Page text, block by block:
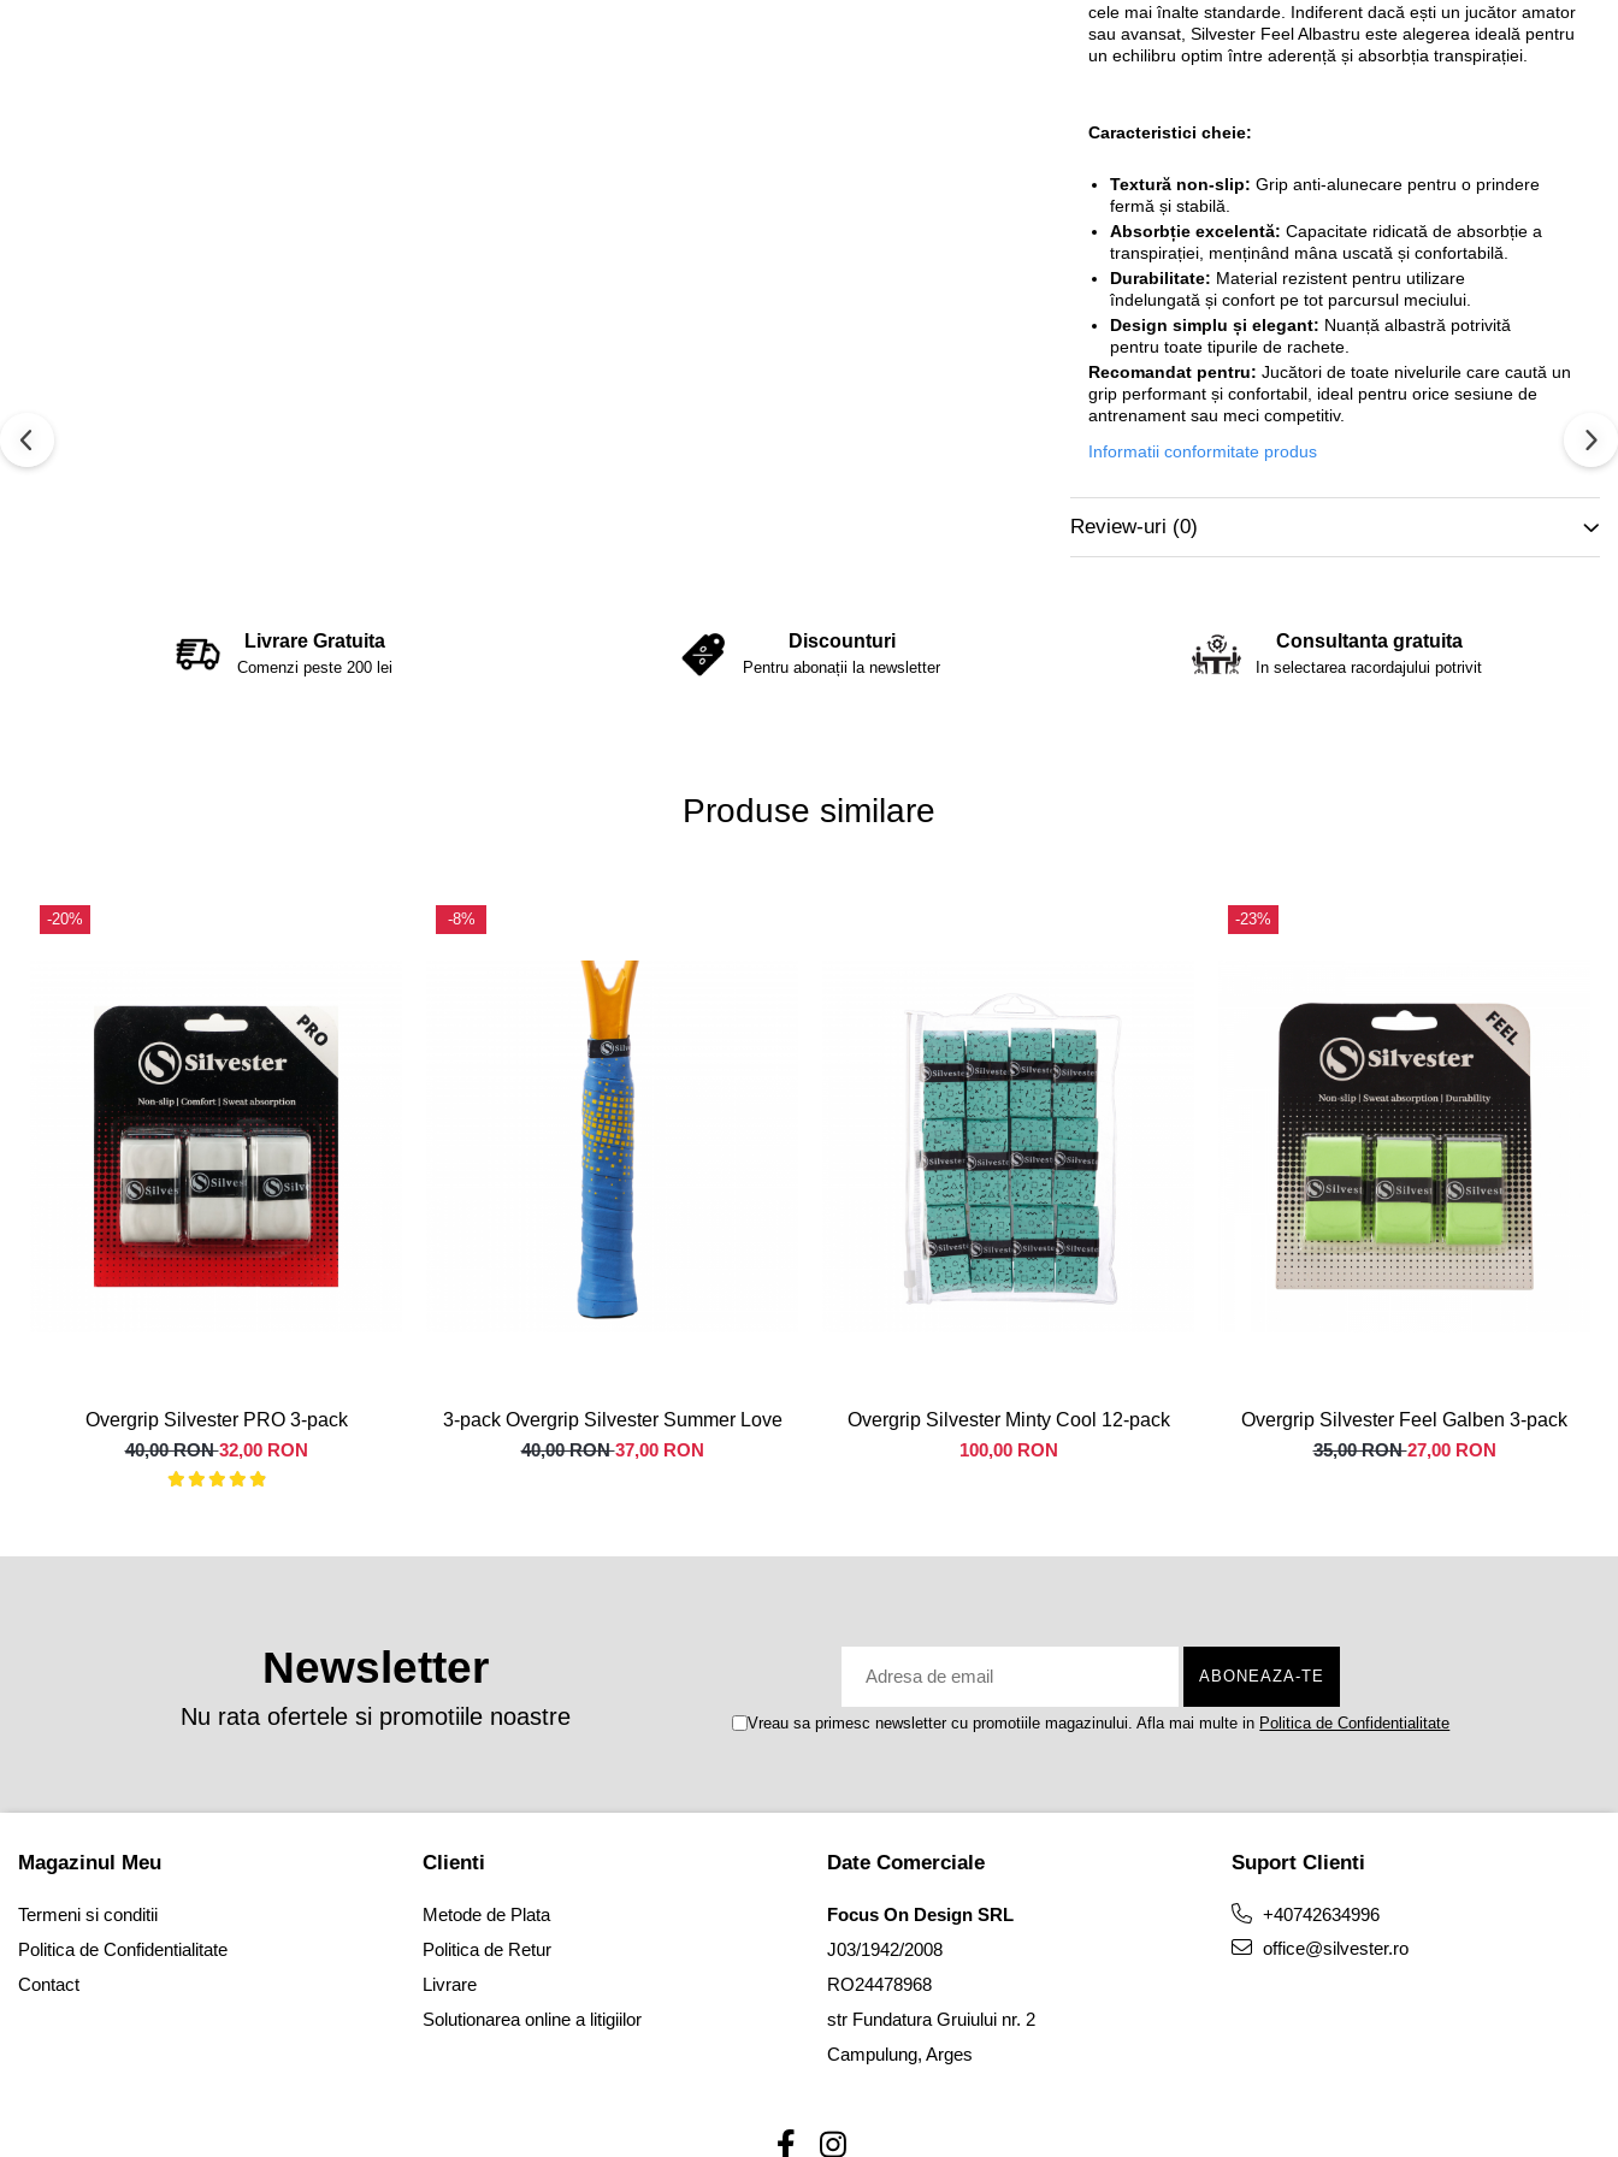
cele mai înalte standarde. Indiferent dacă ești un jucător amator
sau avansat, Silvester Feel Albastru este alegerea ideală pentru
un echilibru optim între aderență și absorbția transpirației.
Caracteristici cheie:
Textură non-slip: Grip anti-alunecare pentru o prindere
fermă și stabilă.
Absorbție excelentă: Capacitate ridicată de absorbție a
transpirației, menținând mâna uscată și confortabilă.
Durabilitate: Material rezistent pentru utilizare
îndelungată și confort pe tot parcursul meciului.
Design simplu și elegant: Nuanță albastră potrivită
pentru toate tipurile de rachete.
Recomandat pentru: Jucători de toate nivelurile care caută un
grip performant și confortabil, ideal pentru orice sesiune de
antrenament sau meci competitiv.
Informatii conformitate produs
Review-uri (0)
Livrare Gratuita
Comenzi peste 200 lei
Discounturi
Pentru abonații la newsletter
Consultanta gratuita
In selectarea racordajului potrivit
Produse similare
-20%
Overgrip Silvester PRO 3-pack
40,00 RON32,00 RON
-8%
3-pack Overgrip Silvester Summer Love
40,00 RON37,00 RON
Overgrip Silvester Minty Cool 12-pack
100,00 RON
-23%
Overgrip Silvester Feel Galben 3-pack
35,00 RON27,00 RON
Newsletter
Nu rata ofertele si promotiile noastre Vreau sa primesc newsletter cu promotiile magazinului. Afla mai multe in Politica de Confidentialitate
Magazinul Meu
Termeni si conditii
Politica de Confidentialitate
Contact
Clienti
Metode de Plata
Politica de Retur
Livrare
Solutionarea online a litigiilor
Date Comerciale
Focus On Design SRL
J03/1942/2008
RO24478968
str Fundatura Gruiului nr. 2
Campulung, Arges
Suport Clienti
+40742634996
office@silvester.ro